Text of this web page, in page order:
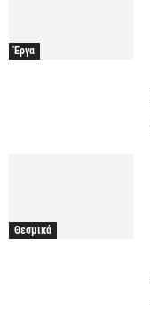
Έργα
Θεσμικά